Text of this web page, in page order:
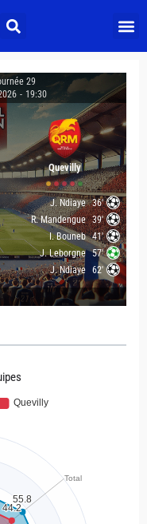
29
- 19:30
Quevilly
J. Ndiaye 36'
R. Mandengue 39'
I. Bouneb 41'
J. Leborgne 57'
J. Ndiaye 62'